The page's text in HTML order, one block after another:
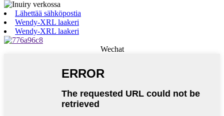
Lähettää sähköpostia
Wendy-XRL laakeri
Wendy-XRL laakeri
Wechat